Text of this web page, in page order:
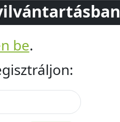
be.